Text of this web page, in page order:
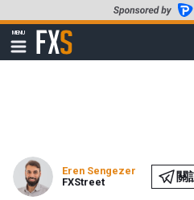
至
要
MENU
顯
示
FXStreet
Eren Sengezer
FXStreet
關